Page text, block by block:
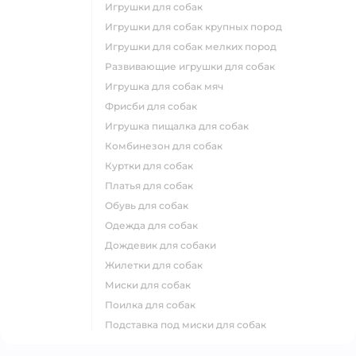
игрушки для собак
игрушки для собак крупных пород
игрушки для собак мелких пород
развивающие игрушки для собак
игрушка для собак мяч
фрисби для собак
игрушка пищалка для собак
комбинезон для собак
куртки для собак
платья для собак
обувь для собак
одежда для собак
дождевик для собаки
жилетки для собак
миски для собак
поилка для собак
подставка под миски для собак